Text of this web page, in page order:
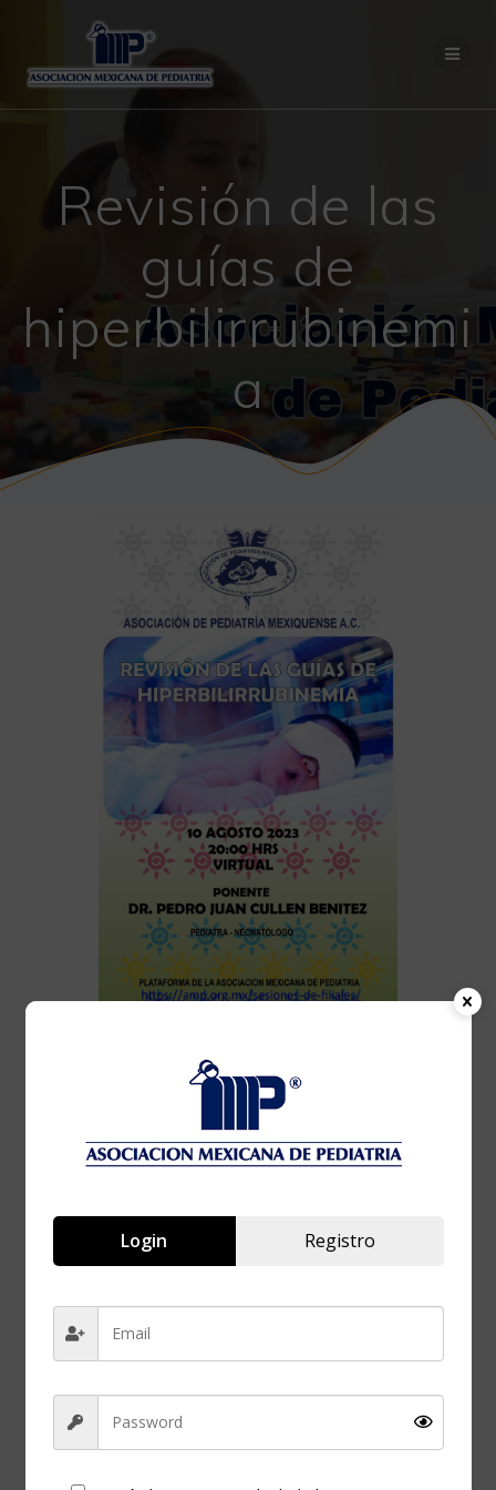
Revisión de las
guías de
hiperbilirrubinemi
a
FECHA
10 Ago 2023
Revisión de las
Login Registro